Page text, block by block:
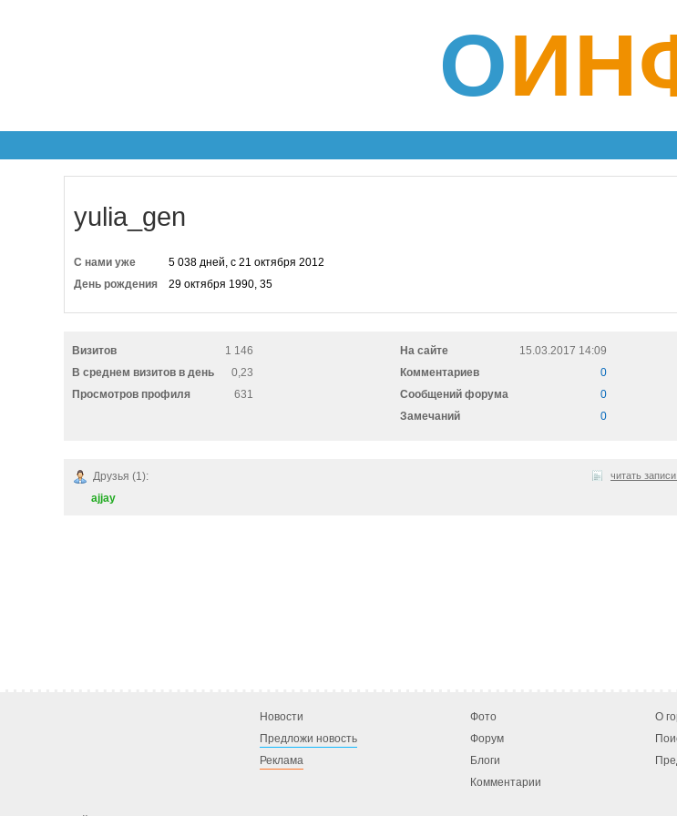
О
yulia_gen
С нами уже
5 038 дней, с 21 октября 2012
День рождения
29 октября 1990, 35
Визитов
1 146
В среднем визитов в день
0,23
Просмотров профиля
631
На сайте
15.03.2017 14:09
Комментариев
0
Cообщений форума
0
Замечаний
0
Друзья (1): читать
ajjay
Новости
Предложи новость
Реклама
Фото
Форум
Блоги
Комментарии
О